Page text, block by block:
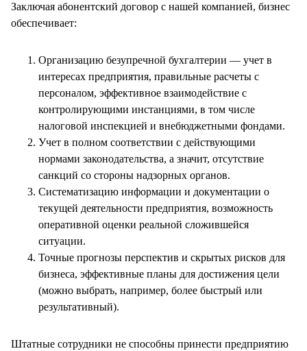
Заключая абонентский договор с нашей компанией, бизнес
обеспечивает:
Организацию безупречной бухгалтерии — учет в
интересах предприятия, правильные расчеты с
персоналом, эффективное взаимодействие с
контролирующими инстанциями, в том числе
налоговой инспекцией и внебюджетными фондами.
Учет в полном соответствии с действующими
нормами законодательства, а значит, отсутствие
санкций со стороны надзорных органов.
Систематизацию информации и документации о
текущей деятельности предприятия, возможность
оперативной оценки реальной сложившейся
ситуации.
Точные прогнозы перспектив и скрытых рисков для
бизнеса, эффективные планы для достижения цели
(можно выбрать, например, более быстрый или
результативный).
Штатные сотрудники не способны принести предприятию